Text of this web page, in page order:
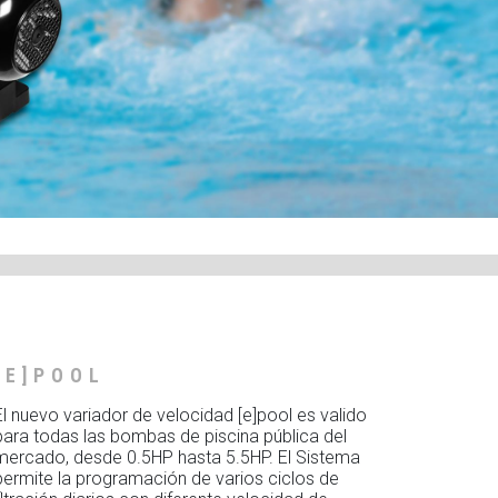
nuevo variador de velocidad [e]pool es valido
todas las bombas de piscina pública del
desde 0.5HP hasta 5.5HP. El Sistema
la programación de varios ciclos de